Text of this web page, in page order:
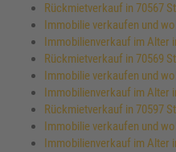
Rückmietverkauf in 70567
Immobilie verkaufen und
Immobilienverkauf im Alter
Rückmietverkauf in 70569
Immobilie verkaufen und
Immobilienverkauf im Alter
Rückmietverkauf in 70597
Immobilie verkaufen und
Immobilienverkauf im Alter